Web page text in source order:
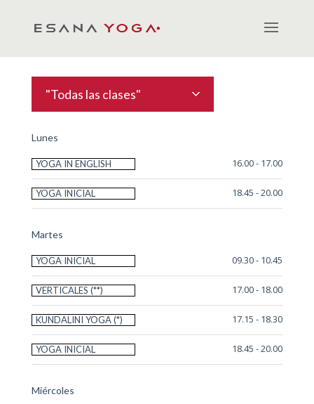
"Todas las clases"
Lunes
YOGA IN ENGLISH 16.00 - 17.00
YOGA INICIAL 18.45 - 20.00
Martes
YOGA INICIAL 09.30 - 10.45
VERTICALES (**) 17.00 - 18.00
KUNDALINI YOGA (*) 17.15 - 18.30
YOGA INICIAL 18.45 - 20.00
Miércoles